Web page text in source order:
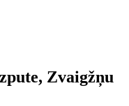
Zvaigžņu